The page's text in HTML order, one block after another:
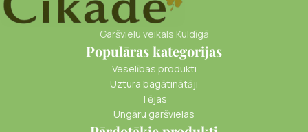
Garšvielu veikals Kuldīgā
Populāras kategorijas
Veselības produkti
Uztura bagātinātāji
Tējas
Ungāru garšvielas